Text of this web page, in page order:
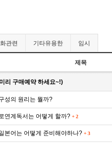
관련 기타유용한 임시
제목
리 구매예약 하세요~!)
성의 원리는 뭘까?
연계독서는 어떻게 할까? + 2
본어는 어떻게 준비해야하나? + 3